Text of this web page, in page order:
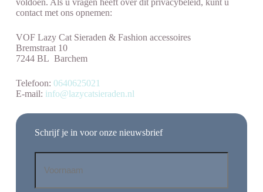
voldoen. Als u vragen heeft over dit privacybeleid, kunt u
contact met ons opnemen:
VOF Lazy Cat Sieraden & Fashion accessoires
Bremstraat 10
7244 BL Barchem
Telefoon: 0640625021
E-mail: info@lazycatsieraden.nl
Schrijf je in voor onze nieuwsbrief
Voornaam